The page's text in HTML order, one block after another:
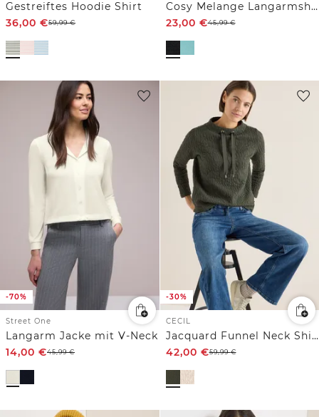
Gestreiftes Hoodie Shirt
36,00 €59,99€
Cosy Melange Langarmshirt
23,00 €45,99€
-70%
Street One
Langarm Jacke mit V-Neck
14,00 €45,99€
-30%
CECIL
Jacquard Funnel Neck Shirt
42,00 €59,99€